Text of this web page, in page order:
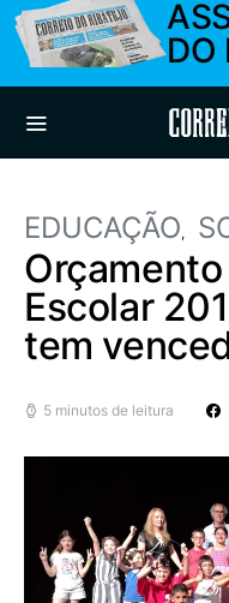
DO
EDUCAÇÃO
Escolar
tem
5 minutos de leitura